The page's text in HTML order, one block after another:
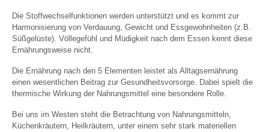
Die Stoffwechselfunktionen werden unterstützt und es kommt zur
Harmonisierung von Verdauung, Gewicht und Essgewohnheiten (z.B.
Süßgelüste). Völlegefühl und Müdigkeit nach dem Essen kennt diese
Ernährungsweise nicht.
Die Ernährung nach den 5 Elementen leistet als Alltagsernährung
einen wesentlichen Beitrag zur Gesundheitsvorsorge. Dabei spielt die
thermische Wirkung der Nahrungsmittel eine besondere Rolle.
Bei uns im Westen steht die Betrachtung von Nahrungsmitteln,
Küchenkräutern, Heilkräutern, unter einem sehr stark materiellen